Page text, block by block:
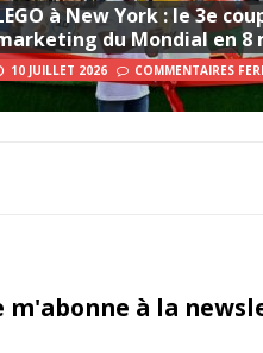
à New York : le 3e
du Mondial en 8
10 JUILLET 2026 COMMENTAIRES
m'abonne à la